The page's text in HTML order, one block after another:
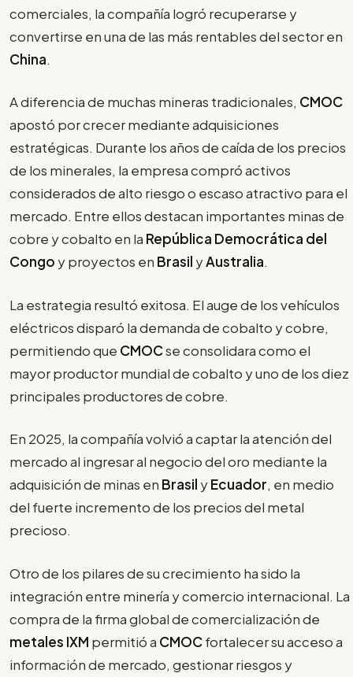
comerciales, la compañía logró recuperarse y
convertirse en una de las más rentables del sector en
China.
A diferencia de muchas mineras tradicionales, CMOC
apostó por crecer mediante adquisiciones
estratégicas. Durante los años de caída de los precios
de los minerales, la empresa compró activos
considerados de alto riesgo o escaso atractivo para el
mercado. Entre ellos destacan importantes minas de
cobre y cobalto en la República Democrática del
Congo y proyectos en Brasil yAustralia.
La estrategia resultó exitosa. El auge de los vehículos
eléctricos disparó la demanda de cobalto y cobre,
permitiendo que CMOCse consolidara como el
mayor productor mundial de cobalto y uno de los diez
principales productores de cobre.
En 2025, la compañía volvió a captar la atención del
mercado al ingresar al negocio del oro mediante la
adquisición de minas en Brasil yEcuador, en medio
del fuerte incremento de los precios del metal
precioso.
Otro de los pilares de su crecimiento ha sido la
integración entre minería y comercio internacional. La
compra de la firma global de comercialización de
metales IXM permitió a CMOCfortalecer su acceso a
información de mercado, gestionar riesgos y